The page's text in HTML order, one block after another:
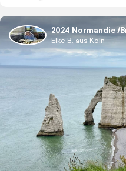
2024 Normandie /
Elke B. aus Köln